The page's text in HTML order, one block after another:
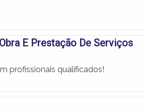
E Prestação De Serviços
profissionais qualificados!